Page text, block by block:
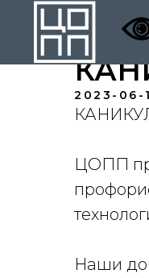
2023-06-
ЦОПП
Наши